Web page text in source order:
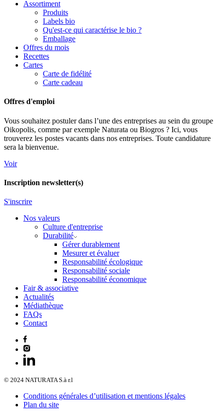
Assortiment
Produits
Labels bio
Qu'est-ce qui caractérise le bio ?
Emballage
Offres du mois
Recettes
Cartes
Carte de fidélité
Carte cadeau
Offres d'emploi
Vous souhaitez postuler dans l’une des entreprises au sein du groupe
Oikopolis, comme par exemple Naturata ou Biogros ? Ici, vous
trouverez les postes vacants dans nos entreprises. Toute candidature
sera la bienvenue.
Voir
Inscription newsletter(s)
S'inscrire
Nos valeurs
Culture d'entreprise
Durabilité
Gérer durablement
Mesurer et évaluer
Responsabilité écologique
Responsabilité sociale
Responsabilité économique
Fair & associative
Actualités
Médiathèque
FAQs
Contact
© 2024 NATURATA S.à r.l
Conditions générales d’utilisation et mentions légales
Plan du site